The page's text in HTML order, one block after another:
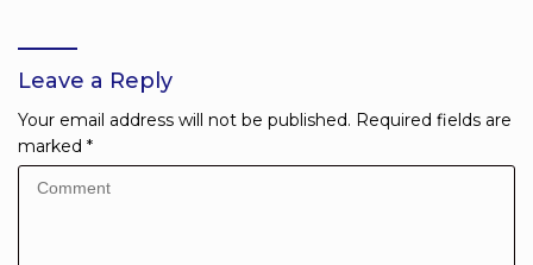
Leave a Reply
Your email address will not be published. Required fields are
marked *